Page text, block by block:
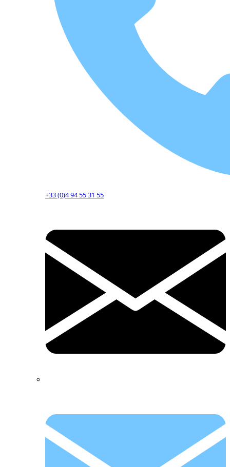
+33 (0)4 94 55 31 55